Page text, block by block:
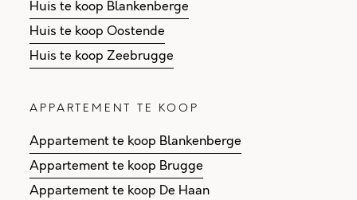
Huis te koop Blankenberge
Huis te koop Oostende
Huis te koop Zeebrugge
APPARTEMENT TE KOOP
Appartement te koop Blankenberge
Appartement te koop Brugge
Appartement te koop De Haan